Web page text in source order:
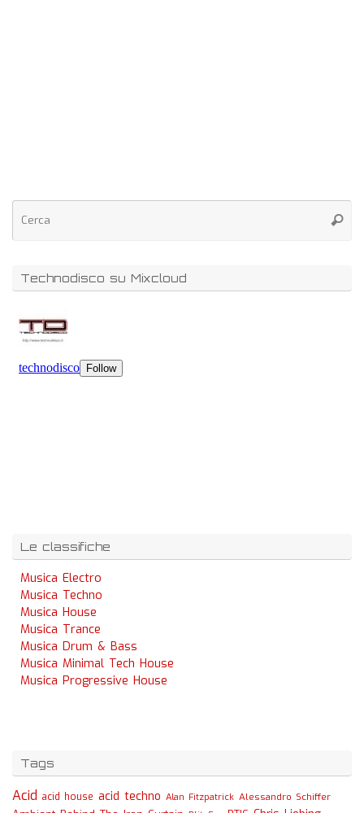
Technodisco su Mixcloud
Le classifiche
Musica Electro
Musica Techno
Musica House
Musica Trance
Musica Drum & Bass
Musica Minimal Tech House
Musica Progressive House
Tags
Acid acid house acid techno Alan Fitzpatrick Alessandro Schiffer